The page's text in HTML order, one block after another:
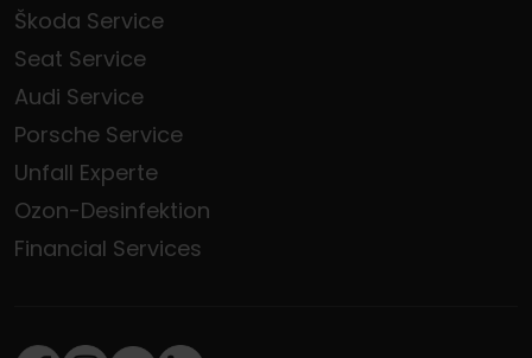
Škoda Service
Seat Service
Audi Service
Porsche Service
Unfall Experte
Ozon-Desinfektion
Financial Services